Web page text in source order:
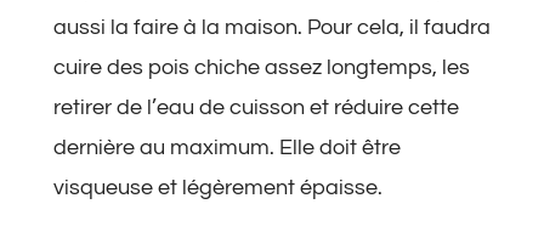
aussi la faire à la maison. Pour cela, il faudra
cuire des pois chiche assez longtemps, les
retirer de l’eau de cuisson et réduire cette
dernière au maximum. Elle doit être
visqueuse et légèrement épaisse.